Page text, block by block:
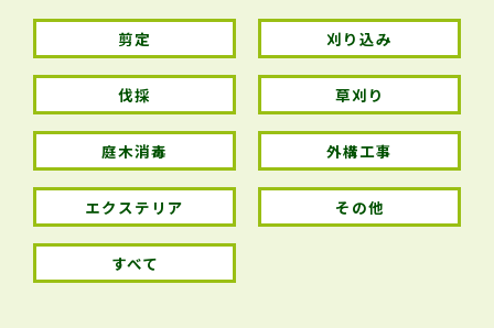
剪定 刈り込み
伐採 草刈り
庭木消毒 外構工事
エクステリア その他
すべて